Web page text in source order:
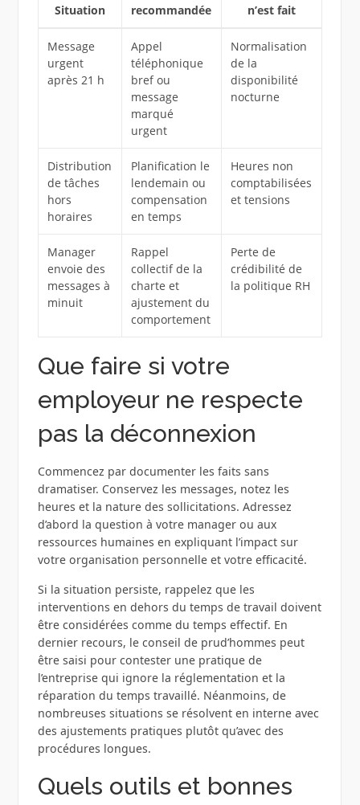
Situation
recommandée
n’est fait
Message
urgent
après 21 h
Appel
téléphonique
bref ou
message
marqué
urgent
Normalisation
de la
disponibilité
nocturne
Distribution
de tâches
hors
horaires
Planification le
lendemain ou
compensation
en temps
Heures non
comptabilisées
et tensions
Manager
envoie des
messages à
minuit
Rappel
collectif de la
charte et
ajustement du
comportement
Perte de
crédibilité de
la politique RH
Que faire si votre
employeur ne respecte
pas la déconnexion
Commencez par documenter les faits sans
dramatiser. Conservez les messages, notez les
heures et la nature des sollicitations. Adressez
d’abord la question à votre manager ou aux
ressources humaines en expliquant l’impact sur
votre organisation personnelle et votre efficacité.
Si la situation persiste, rappelez que les
interventions en dehors du temps de travail doivent
être considérées comme du temps effectif. En
dernier recours, le conseil de prud’hommes peut
être saisi pour contester une pratique de
l’entreprise qui ignore la réglementation et la
réparation du temps travaillé. Néanmoins, de
nombreuses situations se résolvent en interne avec
des ajustements pratiques plutôt qu’avec des
procédures longues.
Quels outils et bonnes